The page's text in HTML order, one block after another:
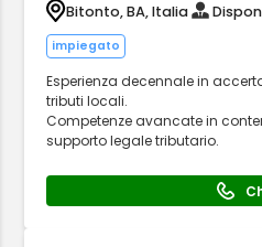
Bitonto, BA, Italia
impiegato
Esperienza decennale in
tributi locali.
Competenze avancate in
supporto legale tributario.